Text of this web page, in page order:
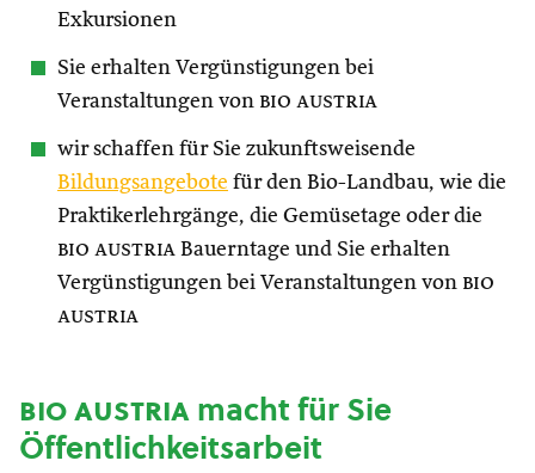
Exkursionen
Sie erhalten Vergünstigungen bei
Veranstaltungen von bio austria
wir schaffen für Sie zukunftsweisende
Bildungsangebote für den Bio-Landbau, wie die
Praktikerlehrgänge, die Gemüsetage oder die
bio austria Bauerntage und Sie erhalten
Vergünstigungen bei Veranstaltungen von bio
austria
bio austriamacht für Sie
Öffentlichkeitsarbeit